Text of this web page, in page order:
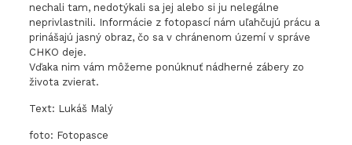
nechali tam, nedotýkali sa jej alebo si ju nelegálne
neprivlastnili. Informácie z fotopascí nám uľahčujú prácu a
prinášajú jasný obraz, čo sa v chránenom území v správe
CHKO deje.
Vďaka nim vám môžeme ponúknuť nádherné zábery zo
života zvierat.
Text: Lukáš Malý
foto: Fotopasce